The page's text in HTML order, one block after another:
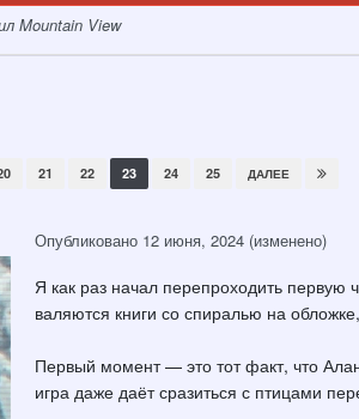
Mountain View
21 22 23 24 25 ДАЛЕЕ
Опубликовано 12 июня, 2024 (изменено)
Я как раз начал перепроходить первую
валяются книги со спиралью на
Первый момент — это тот факт, что
игра даже даёт сразиться с птицами